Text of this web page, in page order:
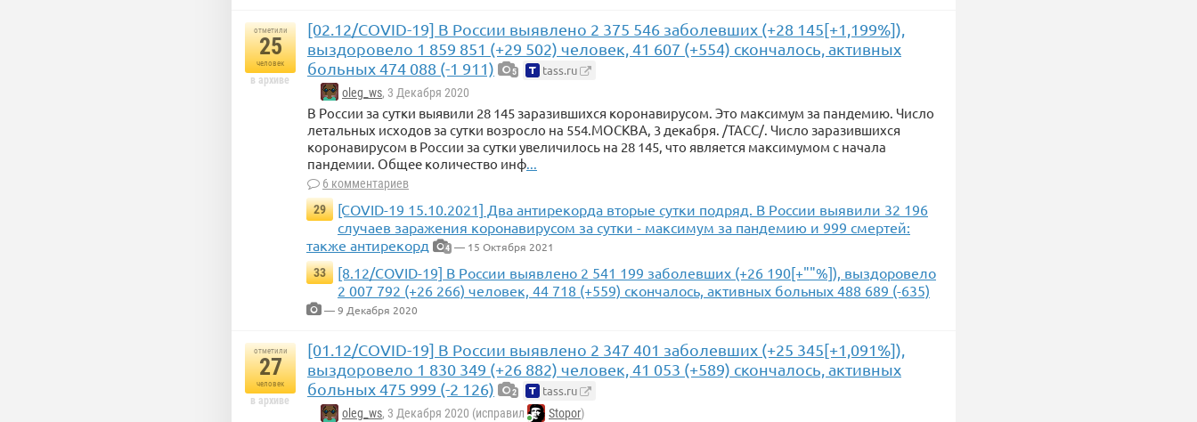
отметили
25
человек
в архиве
[02.12/COVID-19] В России выявлено 2 375 546 заболевших (+28 145[+1,199%]),
выздоровело 1 859 851 (+29 502) человек, 41 607 (+554) скончалось, активных
больных 474 088 (-1 911)
5 tass.ru
oleg_ws, 3 Декабря 2020
В России за сутки выявили 28 145 заразившихся коронавирусом. Это максимум за пандемию. Число
летальных исходов за сутки возросло на 554.МОСКВА, 3 декабря. /ТАСС/. Число заразившихся
коронавирусом в России за сутки увеличилось на 28 145, что является максимумом с начала
пандемии. Общее количество инф...
6 комментариев
29
[COVID-19 15.10.2021] Два антирекорда вторые сутки подряд. В России выявили 32 196
случаев заражения коронавирусом за сутки - максимум за пандемию и 999 смертей:
также антирекорд
4 — 15 Октября 2021
33
[8.12/COVID-19] В России выявлено 2 541 199 заболевших (+26 190[+""%]), выздоровело
2 007 792 (+26 266) человек, 44 718 (+559) скончалось, активных больных 488 689 (-635)
— 9 Декабря 2020
отметили
27
человек
в архиве
[01.12/COVID-19] В России выявлено 2 347 401 заболевших (+25 345[+1,091%]),
выздоровело 1 830 349 (+26 882) человек, 41 053 (+589) скончалось, активных
больных 475 999 (-2 126)
2 tass.ru
oleg_ws, 3 Декабря 2020 (исправил Stopor)